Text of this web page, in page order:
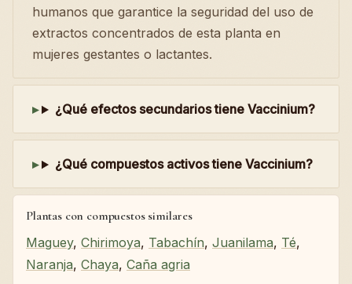
humanos que garantice la seguridad del uso de
extractos concentrados de esta planta en
mujeres gestantes o lactantes.
¿Qué efectos secundarios tiene Vaccinium?
¿Qué compuestos activos tiene Vaccinium?
Plantas con compuestos similares
Maguey, Chirimoya, Tabachín, Juanilama, Té,
Naranja, Chaya, Caña agria